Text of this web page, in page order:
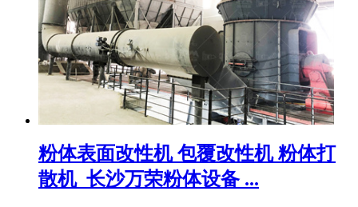
粉体表面改性机 包覆改性机 粉体打
散机_长沙万荣粉体设备 ...